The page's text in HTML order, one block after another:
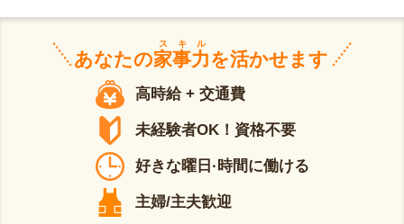
あなたの家事力
スキル
を活かせます
高時給 + 交通費
未経験者OK！資格不要
好きな曜日·時間に働ける
主婦/主夫歓迎